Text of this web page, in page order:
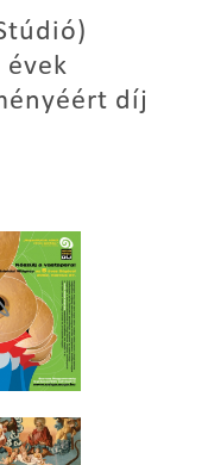
évek
díj